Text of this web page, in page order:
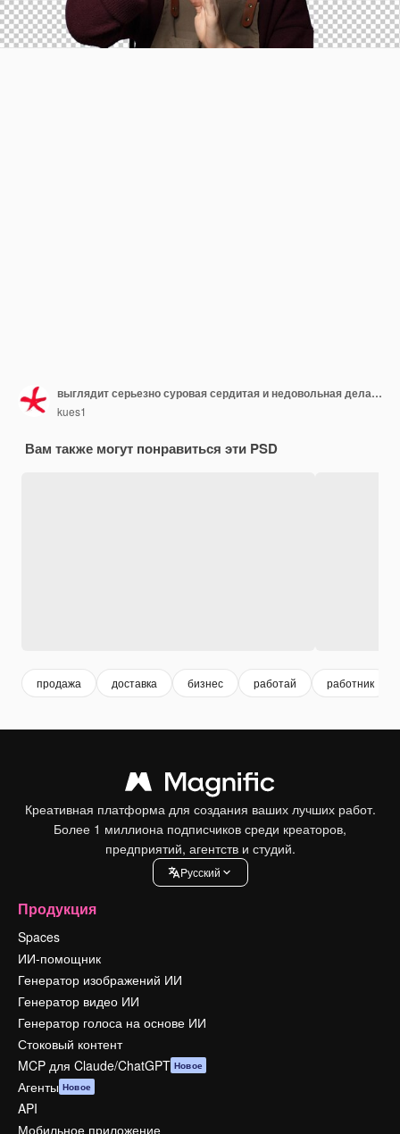
выглядит серьезно суровая сердитая и недовольная делая знак перерыва
kues1
Вам также могут понравиться эти PSD
продажа доставка бизнес работай работник
Креативная платформа для создания ваших лучших работ.
Более 1 миллиона подписчиков среди креаторов,
предприятий, агентств и студий.
Pусский
Продукция
Spaces
ИИ-помощник
Генератор изображений ИИ
Генератор видео ИИ
Генератор голоса на основе ИИ
Стоковый контент
MCP для Claude/ChatGPT Новое
Агенты Новое
API
Мобильное приложение